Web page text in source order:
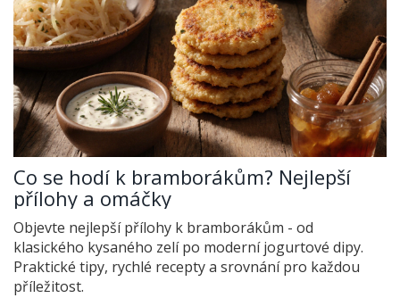
Co se hodí k bramborákům? Nejlepší
přílohy a omáčky
Objevte nejlepší přílohy k bramborákům - od
klasického kysaného zelí po moderní jogurtové dipy.
Praktické tipy, rychlé recepty a srovnání pro každou
příležitost.